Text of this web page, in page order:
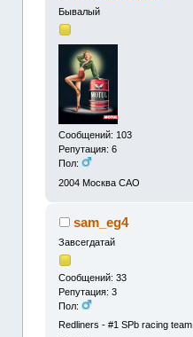
Бывалый
Сообщений: 103
Репутация: 6
Пол:
2004 Москва САО
sam_eg4
Завсегдатай
Сообщений: 33
Репутация: 3
Пол:
Redliners - #1 SPb racing team